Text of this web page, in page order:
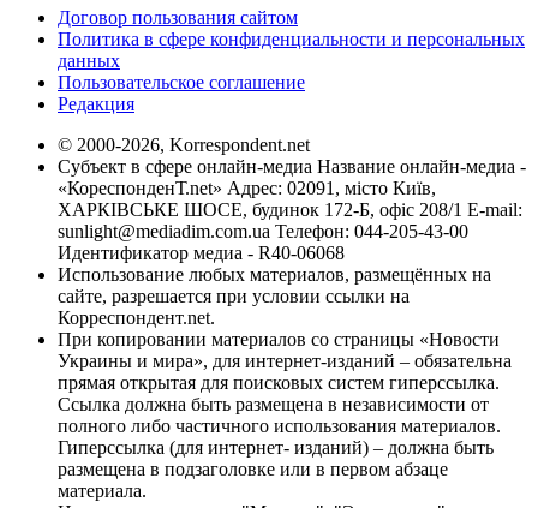
Договор пользования сайтом
Политика в сфере конфиденциальности и персональных
данных
Пользовательское соглашение
Редакция
© 2000-2026, Korrespondent.net
Субъект в сфере онлайн-медиа Название онлайн-медиа -
«КореспонденТ.net» Адрес: 02091, місто Київ,
ХАРКІВСЬКЕ ШОСЕ, будинок 172-Б, офіс 208/1 E-mail:
sunlight@mediadim.com.ua Телефон: 044-205-43-00
Идентификатор медиа - R40-06068
Использование любых материалов, размещённых на
сайте, разрешается при условии ссылки на
Корреспондент.net.
При копировании материалов со страницы «Новости
Украины и мира», для интернет-изданий – обязательна
прямая открытая для поисковых систем гиперссылка.
Ссылка должна быть размещена в независимости от
полного либо частичного использования материалов.
Гиперссылка (для интернет- изданий) – должна быть
размещена в подзаголовке или в первом абзаце
материала.